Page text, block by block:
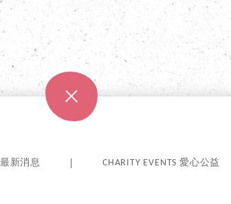
最新消息 CHARITY EVENTS 愛心公益